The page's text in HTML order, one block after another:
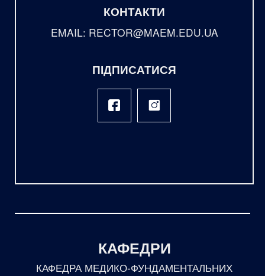
КОНТАКТИ
EMAIL: RECTOR@MAEM.EDU.UA
ПІДПИСАТИСЯ
КАФЕДРИ
КАФЕДРА МЕДИКО-ФУНДАМЕНТАЛЬНИХ